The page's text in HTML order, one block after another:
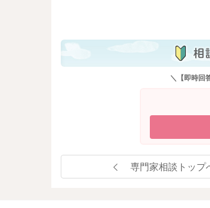
＼【即時回
専門家相談トッ